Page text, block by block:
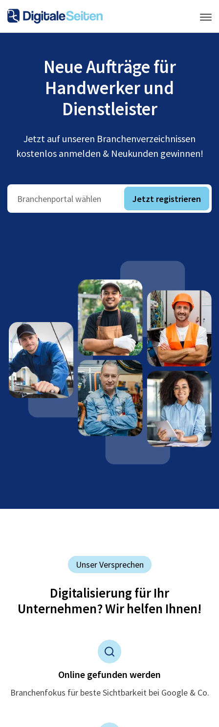
Neue Aufträge für
Handwerker und
Dienstleister
Jetzt auf unseren Branchenverzeichnissen
kostenlos anmelden & Neukunden gewinnen!
Branchenportal wählen Jetzt registrieren
Unser Versprechen
Digitalisierung für Ihr
Unternehmen? Wir helfen Ihnen!
Online gefunden werden
Branchenfokus für beste Sichtbarkeit bei Google & Co.